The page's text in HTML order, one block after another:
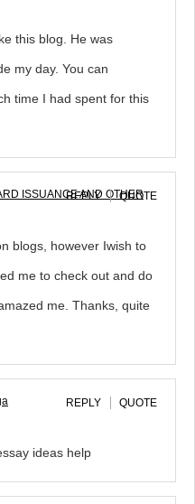
this blog. He was
my day. You can
time I had spent for this
ISSUANCE AND OTHER
REPLY QUOTE
blogs, however Iwish to
me to check out and do
me. Thanks, quite
REPLY QUOTE
ideas help